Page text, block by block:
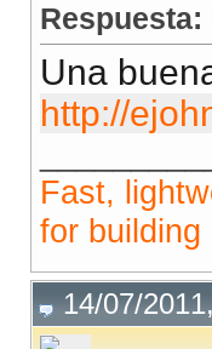
Una
http://
Fast,
for
14/07/